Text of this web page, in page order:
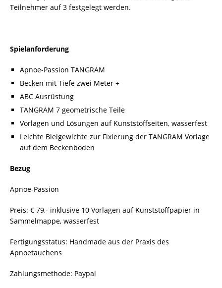
Teilnehmer auf 3 festgelegt werden.
Spielanforderung
Apnoe-Passion TANGRAM
Becken mit Tiefe zwei Meter +
ABC Ausrüstung
TANGRAM 7 geometrische Teile
Vorlagen und Lösungen auf Kunststoffseiten, wasserfest
Leichte Bleigewichte zur Fixierung der TANGRAM Vorlage
auf dem Beckenboden
Bezug
Apnoe-Passion
Preis: € 79,- inklusive 10 Vorlagen auf Kunststoffpapier in
Sammelmappe, wasserfest
Fertigungsstatus: Handmade aus der Praxis des
Apnoetauchens
Zahlungsmethode: Paypal